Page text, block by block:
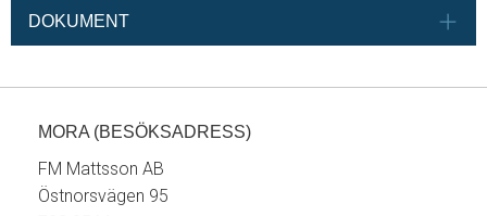
DOKUMENT
MORA (BESÖKSADRESS)
FM Mattsson AB
Östnorsvägen 95